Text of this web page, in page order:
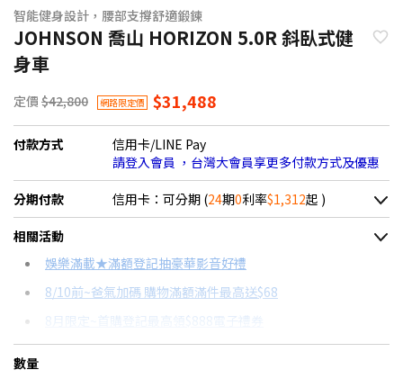
智能健身設計，腰部支撐舒適鍛鍊
JOHNSON 喬山 HORIZON 5.0R 斜臥式健
身車
定價 $42,800 網路限定價 $31,488
付款方式
信用卡/LINE Pay
請登入會員 ，台灣大會員享更多付款方式及優惠
分期付款 信用卡：可分期 (24期0利率$1,312起 )
＊實際可分期數、適用利率，請以購物車顯示為主
信用卡分期
分期數 每期金額 配合銀行/業者
相關活動
娛樂滿載★滿額登記抽豪華影音好禮
8/10前~爸氣加碼 購物滿額滿件最高送$68
8月限定~首購登記最高領$888電子禮券
台灣大哥大Open Possible聯名卡滿額最高回饋25%
數量